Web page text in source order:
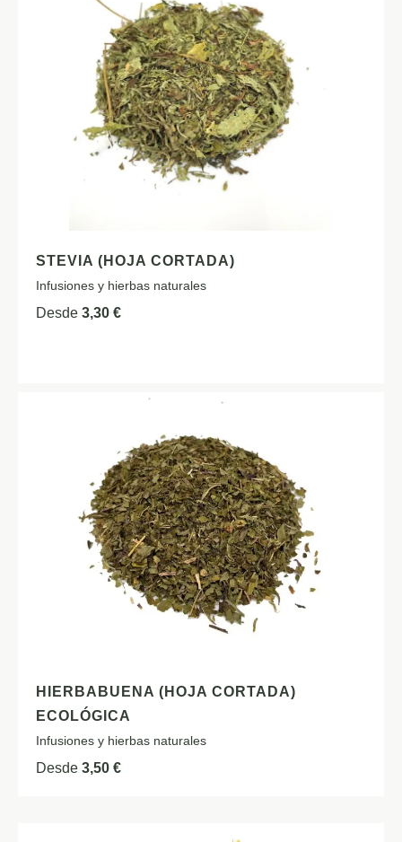
STEVIA (HOJA CORTADA)
Infusiones y hierbas naturales
Desde 3,30 €
HIERBABUENA (HOJA CORTADA)
ECOLÓGICA
Infusiones y hierbas naturales
Desde 3,50 €